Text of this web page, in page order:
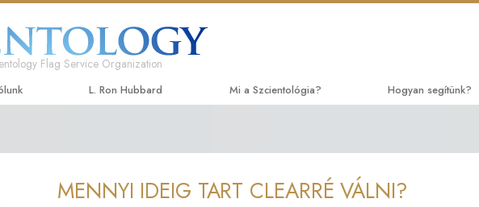
Flag Service Organization
L. Ron Hubbard Mi a Szcientológia?
Mit mondanak a szcientológusok
Hogyan segítünk?
Criminon
MENNYI IDEIG TART CLEARRÉ VÁLNI?